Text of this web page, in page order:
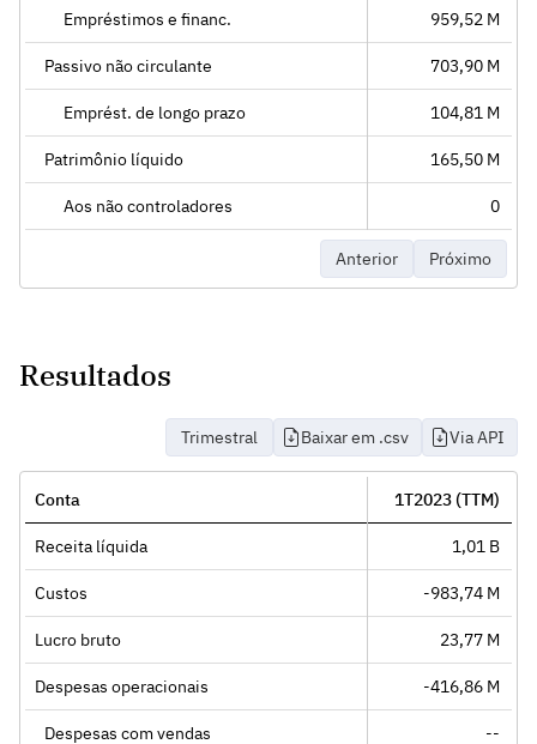
Empréstimos e financ. 959,52 M
Passivo não circulante 703,90 M
Emprést. de longo prazo 104,81 M
Patrimônio líquido 165,50 M
Aos não controladores 0
Anterior Próximo
Resultados
Trimestral Baixar em .csv Via API
Conta 1T2023 (TTM)
Receita líquida 1,01 B
Custos -983,74 M
Lucro bruto 23,77 M
Despesas operacionais -416,86 M
Despesas com vendas --